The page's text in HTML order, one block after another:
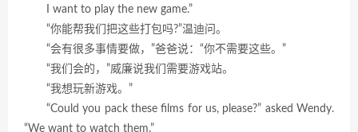
I want to play the new game.”
“你能帮我们把这些打包吗?”温迪问。
“会有很多事情要做，”爸爸说：“你不需要这些。”
“我们会的，”威廉说我们需要游戏站。
“我想玩新游戏。”
“Could you pack these films for us, please?” asked Wendy.
“We want to watch them.”